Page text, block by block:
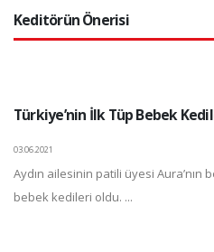
Keditörün Önerisi
Türkiye’nin İlk Tüp Bebek
03.06.2021
Aydın ailesinin patili üyesi Aura’nın
bebek kedileri oldu. ...